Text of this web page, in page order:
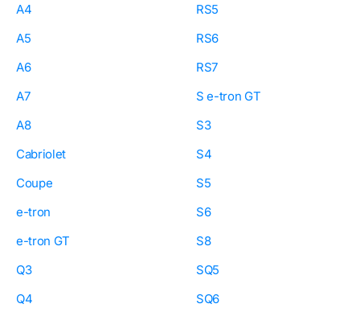
A4
A5
A6
A7
A8
Cabriolet
Coupe
e-tron
e-tron GT
Q3
Q4
RS5
RS6
RS7
S e-tron GT
S3
S4
S5
S6
S8
SQ5
SQ6